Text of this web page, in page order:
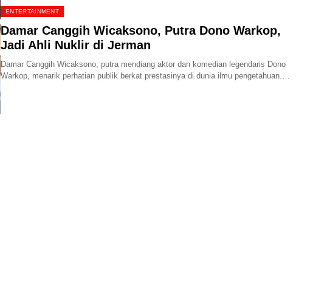
ENTERTAINMENT
Damar Canggih Wicaksono, Putra Dono Warkop,
Jadi Ahli Nuklir di Jerman
Damar Canggih Wicaksono, putra mendiang aktor dan komedian legendaris Dono
Warkop, menarik perhatian publik berkat prestasinya di dunia ilmu pengetahuan.